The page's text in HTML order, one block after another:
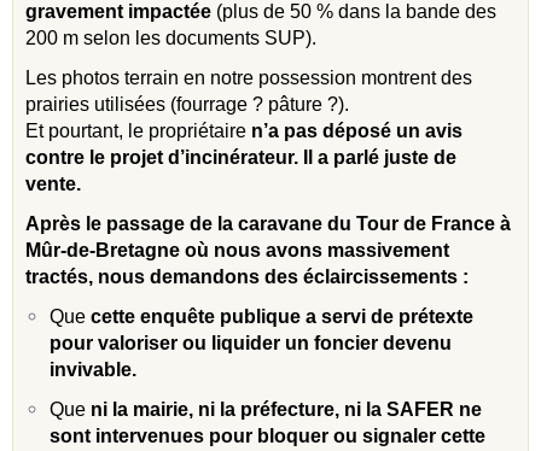
gravement impactée (plus de 50 % dans la bande des
200 m selon les documents SUP).
Les photos terrain en notre possession montrent des
prairies utilisées (fourrage ? pâture ?).
Et pourtant, le propriétaire n’a pas déposé un avis
contre le projet d’incinérateur. Il a parlé juste de
vente.
Après le passage de la caravane du Tour de France à
Mûr-de-Bretagne où nous avons massivement
tractés, nous demandons des éclaircissements :
Que cette enquête publique a servi de prétexte
pour valoriser ou liquider un foncier devenu
invivable.
Que ni la mairie, ni la préfecture, ni la SAFER ne
sont intervenues pour bloquer ou signaler cette